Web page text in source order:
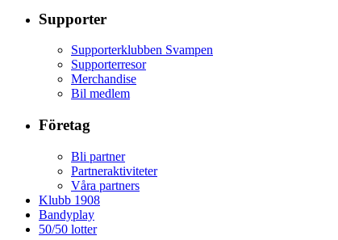
Supporter
Supporterklubben Svampen
Supporterresor
Merchandise
Bil medlem
Företag
Bli partner
Partneraktiviteter
Våra partners
Klubb 1908
Bandyplay
50/50 lotter